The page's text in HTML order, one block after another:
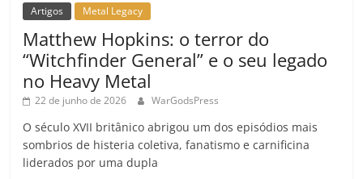
Artigos Metal Legacy
Matthew Hopkins: o terror do
“Witchfinder General” e o seu legado
no Heavy Metal
22 de junho de 2026 WarGodsPress
O século XVII britânico abrigou um dos episódios mais
sombrios de histeria coletiva, fanatismo e carnificina
liderados por uma dupla